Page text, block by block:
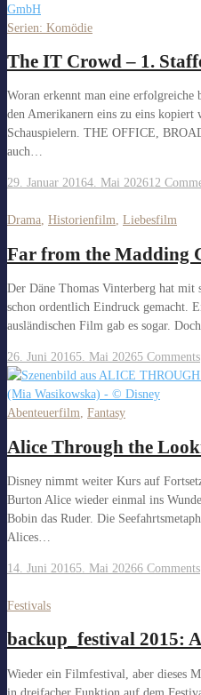
Serien: Komödie
The IT Crowd – 1.
Woran erkennt man eine erfolgreiche
den Amerikanern eins zu eins
Schauspielern. THE OFFICE,
auch…
29. Januar 20164. Mai 202612
Drama, Historienfilm, Liebesfilm
Far from the Madding
Der Däne Thomas Vinterberg hat
schon ordentlich Eindruck gemacht.
ausländischen Film gab es sogar.
26. Juni 20165. Mai 20265 Comments
Abenteuerfilm, Fantasy
Alice Through the
Disney nimmt weiter Kurs auf
Burton Alice wieder einmal ins
Bobin das Ruder. Die
Alices…
14. Juni 20165. Mai 20266 Comments
Festivals
backup_festival 2015:
Wieder ein Filmfestival, aber dieses